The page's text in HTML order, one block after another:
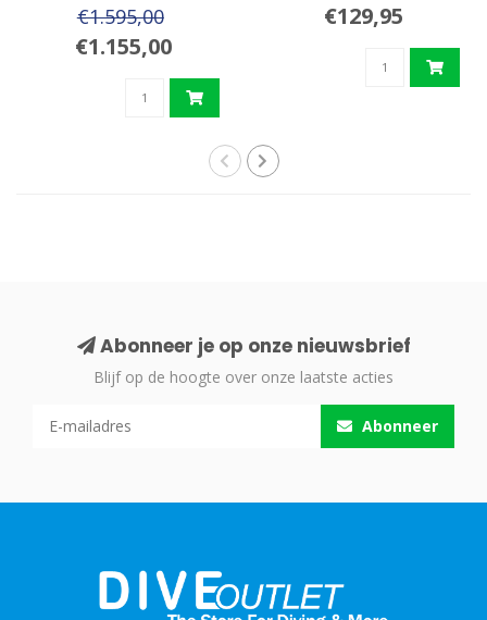
€1.595,00
€1.155,00
€129,95
Abonneer je op onze nieuwsbrief
Blijf op de hoogte over onze laatste acties
Abonneer